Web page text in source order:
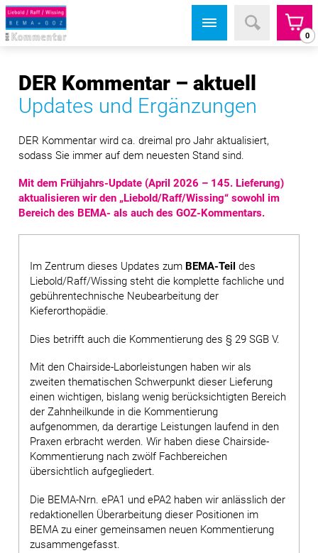
0
DER Kommentar – aktuell
Updates und Ergänzungen
DER Kommentar wird ca. dreimal pro Jahr aktualisiert,
sodass Sie immer auf dem neuesten Stand sind.
Mit dem Frühjahrs-Update (April 2026 – 145. Lieferung)
aktualisieren wir den „Liebold/Raff/Wissing“ sowohl im
Bereich des BEMA- als auch des GOZ-Kommentars.
Im Zentrum dieses Updates zum BEMA-Teil des
Liebold/Raff/Wissing steht die komplette fachliche und
gebühren­technische Neubearbeitung der
Kieferorthopädie.
Dies betrifft auch die Kommentierung des § 29 SGB V.
Mit den Chairside-Laborleistungen haben wir als
zweiten thematischen Schwerpunkt dieser Lieferung
einen wichtigen, bislang wenig berück­sichtigten Bereich
der Zahnheilkunde in die Kommentierung
aufgenommen, da derartige Leistungen laufend in den
Praxen erbracht werden. Wir haben diese Chairside-
Kommentierung nach zwölf Fachbereichen
übersichtlich aufgegliedert.
Die BEMA-Nrn. ePA1 und ePA2 haben wir anlässlich der
redaktionellen Überarbeitung dieser Positionen im
BEMA zu einer gemeinsamen neuen Kommentierung
zusammengefasst.